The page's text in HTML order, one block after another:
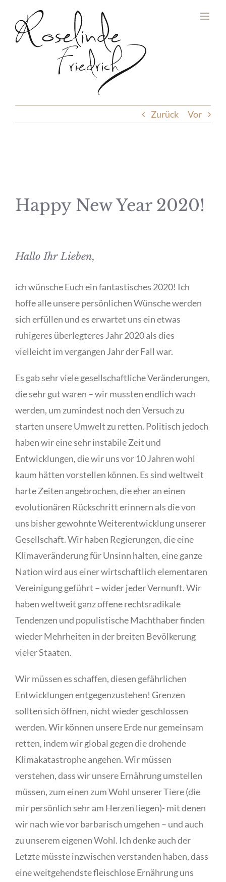
Inhalt
springen
Zurück Vor
Happy New Year 2020!
Hallo Ihr Lieben,
ich wünsche Euch ein fantastisches 2020! Ich
hoffe alle unsere persönlichen Wünsche werden
sich erfüllen und es erwartet uns ein etwas
ruhigeres überlegteres Jahr 2020 als dies
vielleicht im vergangen Jahr der Fall war.
Es gab sehr viele gesellschaftliche Veränderungen,
die sehr gut waren – wir mussten endlich wach
werden, um zumindest noch den Versuch zu
starten unsere Umwelt zu retten. Politisch jedoch
haben wir eine sehr instabile Zeit und
Entwicklungen, die wir uns vor 10 Jahren wohl
kaum hätten vorstellen können. Es sind weltweit
harte Zeiten angebrochen, die eher an einen
evolutionären Rückschritt erinnern als die von
uns bisher gewohnte Weiterentwicklung unserer
Gesellschaft. Wir haben Regierungen, die eine
Klimaveränderung für Unsinn halten, eine ganze
Nation wird aus einer wirtschaftlich elementaren
Vereinigung geführt – wider jeder Vernunft. Wir
haben weltweit ganz offene rechtsradikale
Tendenzen und populistische Machthaber finden
wieder Mehrheiten in der breiten Bevölkerung
vieler Staaten.
Wir müssen es schaffen, diesen gefährlichen
Entwicklungen entgegenzustehen! Grenzen
sollten sich öffnen, nicht wieder geschlossen
werden. Wir können unsere Erde nur gemeinsam
retten, indem wir global gegen die drohende
Klimakatastrophe angehen. Wir müssen
verstehen, dass wir unsere Ernährung umstellen
müssen, zum einen zum Wohl unserer Tiere (die
mir persönlich sehr am Herzen liegen)- mit denen
wir nach wie vor barbarisch umgehen – und auch
zu unserem eigenen Wohl. Ich denke auch der
Letzte müsste inzwischen verstanden haben, dass
eine weitgehendste fleischlose Ernährung uns